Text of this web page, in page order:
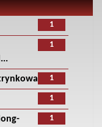
1
1
1
1
1